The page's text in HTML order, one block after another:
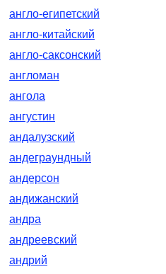
англо-египетский
англо-китайский
англо-саксонский
англоман
ангола
ангустин
андалузский
андеграундный
андерсон
андижанский
андра
андреевский
андрий